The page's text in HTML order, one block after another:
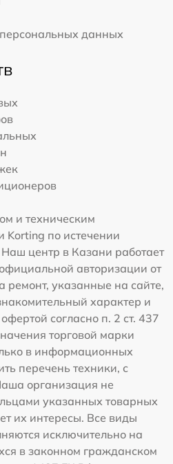
данных
и техническим
Korting по истечении
центр в Казани работает
авторизации от
ремонт, указанные на сайте,
характер и
согласно п. 2 ст. 437
торговой марки
в информационных
перечень техники, с
организация не
указанных товарных
их интересы. Все виды
исключительно на
в законном гражданском